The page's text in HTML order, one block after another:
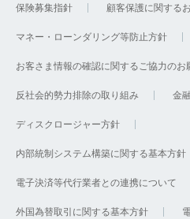
保険募集指針 顧客保護に関する
マネー・ローンダリング等防止方針
お客さま情報の確認に関するご協力のお
反社会的勢力排除の取り組み 金
ディスクロージャー方針
内部統制システム構築に関する基本方針
電子決済等代行業者との連携について
外国為替取引に関する基本方針